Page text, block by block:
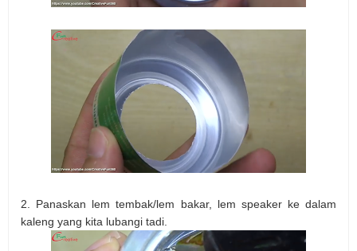
2. Panaskan lem tembak/lem bakar, lem speaker ke dalam
kaleng yang kita lubangi tadi.